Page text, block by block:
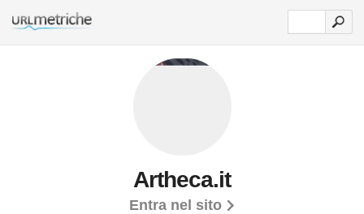
Artheca.it
Entra nel sito